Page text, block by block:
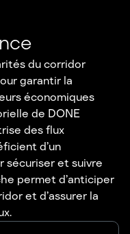
du corridor
garantir la
économiques
de DONE
des flux
d’un
sécuriser et suivre
permet d’anticiper
et d’assurer la